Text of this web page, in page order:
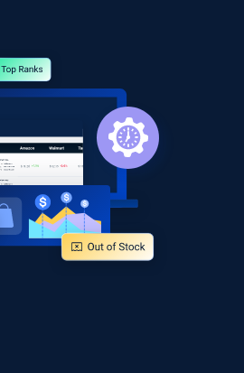
global dataset - Collect
URLs
Description, Initial
Reviews count, and
Comenzar ahora